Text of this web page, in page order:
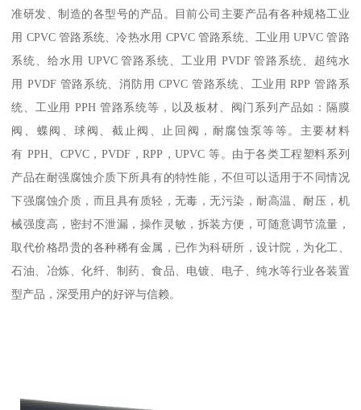
准研发、制造的各型号的产品。目前公司主要产品有各种规格工业
用 CPVC 管路系统、冷热水用 CPVC 管路系统、工业用 UPVC 管路
系统、给水用 UPVC 管路系统、工业用 PVDF 管路系统、超纯水
用 PVDF 管路系统、消防用 CPVC 管路系统、工业用 RPP 管路系
统、工业用 PPH 管路系统等，以及板材、阀门系列产品如：隔膜
阀、蝶阀、球阀、截止阀、止回阀，耐腐蚀泵等等。主要材料
有 PPH、CPVC，PVDF，RPP，UPVC 等。由于各类工程塑料系列
产品在耐强腐蚀介质下所具有的特性能，不但可以适用于不同情况
下强腐蚀介质，而且具有质轻，无毒，无污染，耐高温、耐压，机
械强度高，密封不泄漏，操作灵敏，拆装方便，可随意调节流量，
取代价格昂贵的各种稀有金属，已作为科研所，设计院，为化工、
石油、冶炼、化纤、制药、食品、电镀、电子、纯水等行业各装置
型产品，深受用户的好评与信赖。